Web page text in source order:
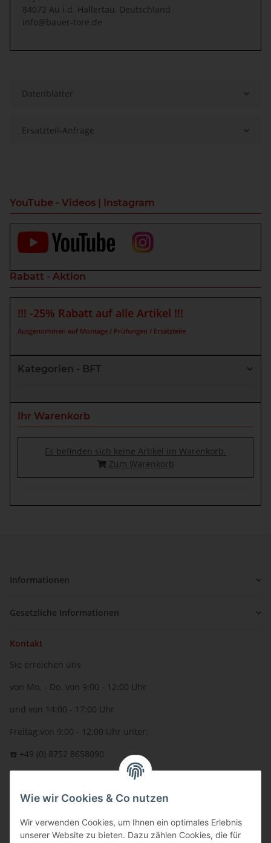
84072 Au i.d. Hallertau, Deutschland
info@bauer-tore.de
Datenblätter
Ersatzteil-Anfrage
YouTube - Videos | Instagram
Rabatt - Aktion
!!! -25% Rabatt auf alle Artikel !!!
Ausgenommen auf Montage / Prüfungen / Ersatzteile
Kategorien - BFT
Ihr Warenkorb
Es befinden sich keine Artikel im Warenkorb.
Zum Warenkorb
Informationen
Gesetzliche Informationen
Kontakt
Sie erreichen uns
von Mo. - Do. von 9:00 - 12:00 Uhr
und von 14:00 - 17:00 Uhr
Freitag von 9:00 - 12:00 Uhr unter:
☎️ +49 (0) 8752 8658090
oder über unserKontaktformular
BFT - Autorisierter Fachhändler
Wie wir Cookies & Co nutzen
Wir verwenden Cookies, um Ihnen ein optimales Erlebnis
unserer Website zu bieten. Dazu zählen Cookies, die für